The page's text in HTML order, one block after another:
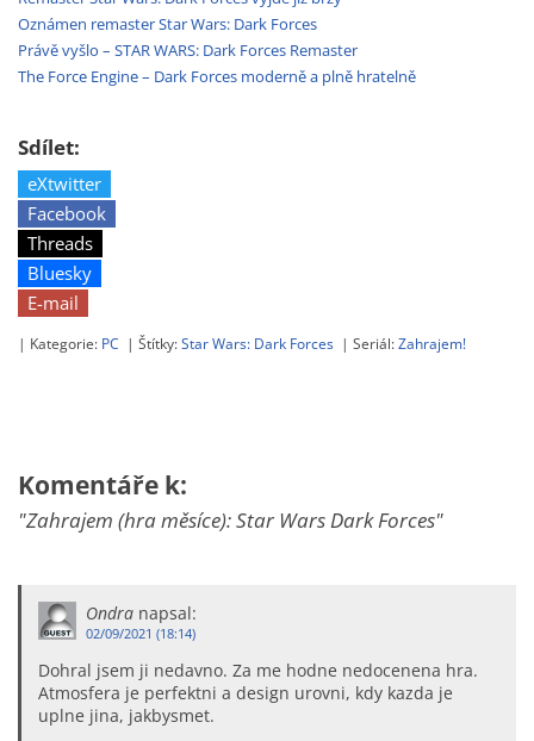
Oznámen remaster Star Wars: Dark Forces
Právě vyšlo – STAR WARS: Dark Forces Remaster
The Force Engine – Dark Forces moderně a plně hratelně
Sdílet:
eXtwitter
Facebook
Threads
Bluesky
E-mail
| Kategorie: PC | Štítky:Star Wars: Dark Forces | Seriál:Zahrajem!
Komentáře k:
"Zahrajem (hra měsíce): Star Wars Dark Forces"
Ondra napsal:
02/09/2021 (18:14)
Dohral jsem ji nedavno. Za me hodne nedocenena hra.
Atmosfera je perfektni a design urovni, kdy kazda je
uplne jina, jakbysmet.